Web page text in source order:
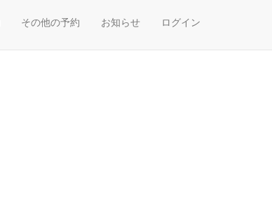
その他の予約 お知らせ ログイン